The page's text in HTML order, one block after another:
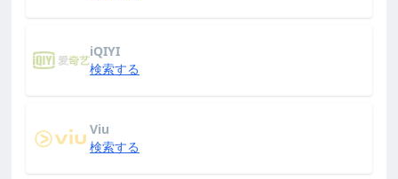
iQIYI
検索する
Viu
検索する